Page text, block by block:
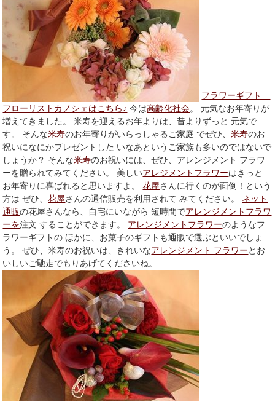
フラワーギフト
フローリストカノシェはこちら♪ 今は高齢化社会。 元気なお年寄りが
増えてきました。 米寿を迎えるお年よりは、昔よりずっと 元気で
す。 そんな米寿のお年寄りがいらっしゃるご家庭 でぜひ、米寿のお
祝いになにかプレゼントした いなあというご家族も多いのではないで
しょうか？ そんな米寿のお祝いには、ぜひ、アレンジメント フラワ
ーを贈られてみてください。 美しいアレジメントフラワーはきっと
お年寄りに喜ばれると思いますよ。花屋さんに行くのが面倒！という
方は ぜひ、花屋さんの通信販売を利用されて みてください。 ネット
通販の花屋さんなら、自宅にいながら 短時間でアレンジメントフラワ
ーを注文 することができます。 アレンジメントフラワーのようなフ
ラワーギフトの ほかに、お菓子のギフトも通販で選ぶといいでしょ
う。 ぜひ、米寿のお祝いは、きれいなアレンジメント フラワーとお
いしいご馳走でもりあげてくださいね。